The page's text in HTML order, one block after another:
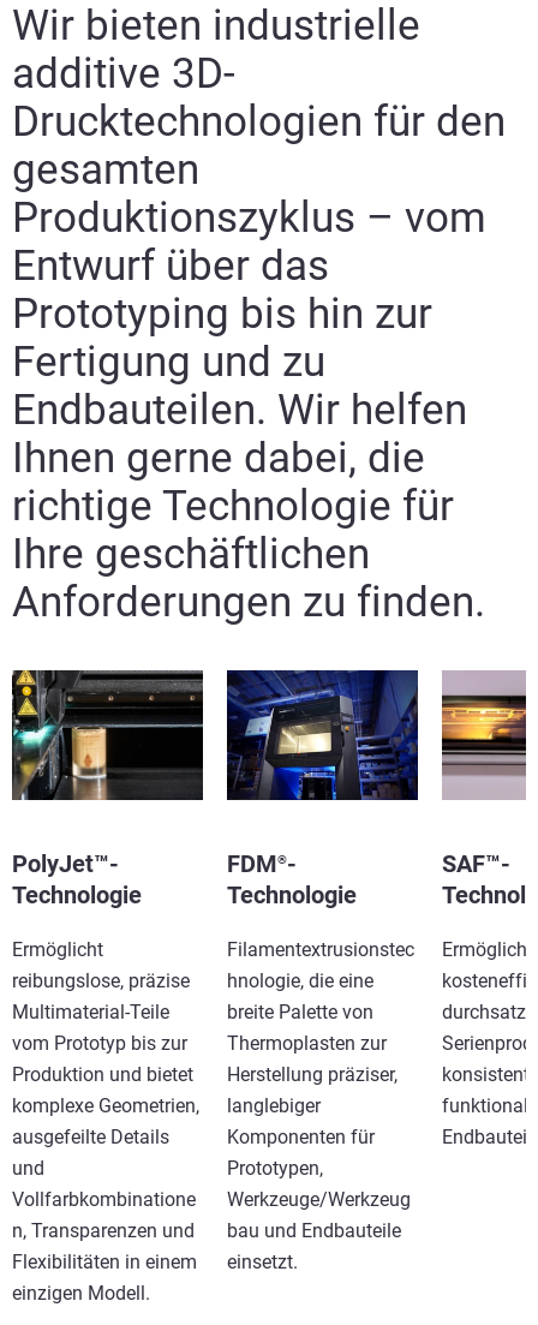
Wir bieten industrielle
additive 3D-
Drucktechnologien für den
gesamten
Produktionszyklus – vom
Entwurf über das
Prototyping bis hin zur
Fertigung und zu
Endbauteilen. Wir helfen
Ihnen gerne dabei, die
richtige Technologie für
Ihre geschäftlichen
Anforderungen zu finden.
PolyJet™-
Technologie
Ermöglicht
reibungslose, präzise
Multimaterial-Teile
vom Prototyp bis zur
Produktion und bietet
komplexe Geometrien,
ausgefeilte Details
und
Vollfarbkombinatione
n, Transparenzen und
Flexibilitäten in einem
einzigen Modell.
FDM®-
Technologie
Filamentextrusionstec
hnologie, die eine
breite Palette von
Thermoplasten zur
Herstellung präziser,
langlebiger
Komponenten für
Prototypen,
Werkzeuge/Werkzeug
bau und Endbauteile
einsetzt.
SAF™-
Ermöglicht